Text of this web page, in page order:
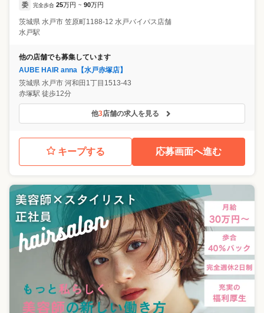
委 完全歩合 25万円 ~ 90万円
茨城県 水戸市 笠原町1188-12 水戸バイパス店舗
水戸駅
他の店舗でも募集しています
AUBE HAIR anna【水戸赤塚店】
茨城県 水戸市 河和田1丁目1513-43
赤塚駅 徒歩12分
他3店舗の求人を見る
キープする 応募画面へ進む